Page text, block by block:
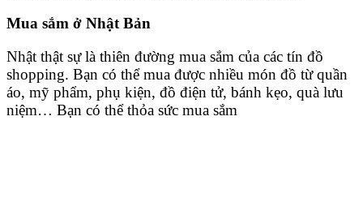
Mua sắm ở Nhật Bản
Nhật thật sự là thiên đường mua sắm của các tín đồ
shopping. Bạn có thể mua được nhiều món đồ từ quần
áo, mỹ phẩm, phụ kiện, đồ điện tử, bánh kẹo, quà lưu
niệm… Bạn có thể thỏa sức mua sắm